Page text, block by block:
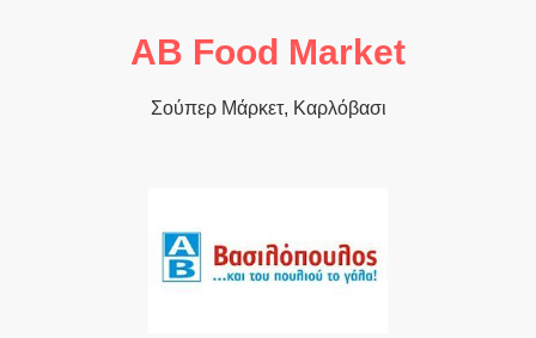
ΑΒ Food Market
Σούπερ Μάρκετ, Καρλόβασι